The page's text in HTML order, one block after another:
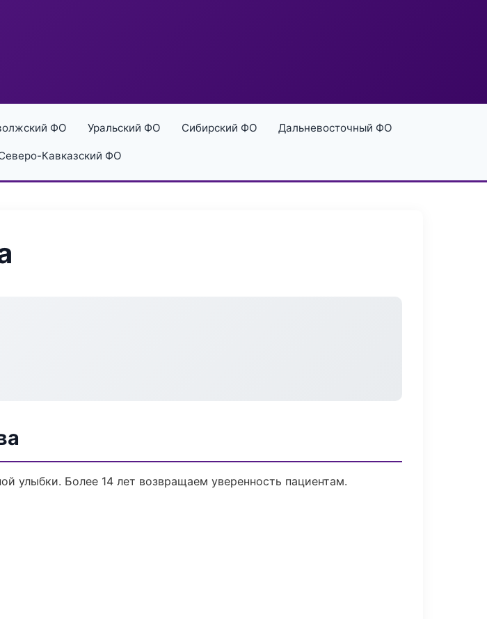
ФО Уральский ФО Сибирский ФО Дальневосточный ФО
Кавказский ФО
улыбки. Более 14 лет возвращаем уверенность пациентам.